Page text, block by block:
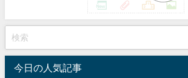
今日の人気記事